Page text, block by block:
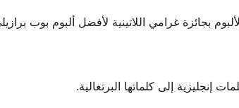
إنجليزية إلى كلماتها البرتغالية.